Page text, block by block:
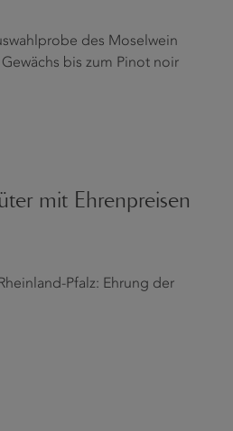
des Moselwein
bis zum Pinot noir
mit Ehrenpreisen
Pfalz: Ehrung der